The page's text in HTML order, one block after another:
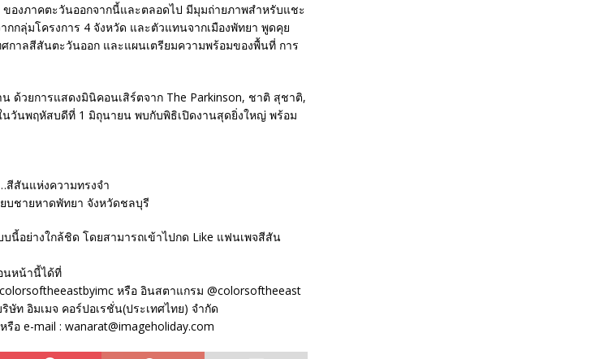
องภาคตะวันออกจากนี้และตลอดไป มีมุมถ่ายภาพสำหรับแชะ
กลุ่มโครงการ 4 จังหวัด และตัวแทนจากเมืองพัทยา พูดคุย
กาลสีสันตะวันออก และแผนเตรียมความพร้อมของพื้นที่ การ
ด้วยการแสดงมินิคอนเสิร์ตจาก The Parkinson, ชาติ สุชาติ,
นวันพฤหัสบดีที่ 1 มิถุนายน พบกับพิธิเปิดงานสุดยิ่งใหญ่ พร้อม
สีสันแห่งความทรงจำ
บชายหาดพัทยา จังหวัดชลบุรี
นี้อย่างใกล้ชิด โดยสามารถเข้าไปกด Like แฟนเพจสีสัน
นหน้านี้ได้ที่
หรือ อินสตาแกรม @colorsoftheeast
ษัท อิมเมจ คอร์ปอเรชั่น(ประเทศไทย) จำกัด
อ e-mail : wanarat@imageholiday.com